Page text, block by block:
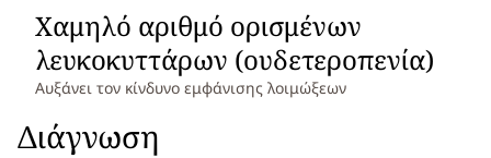
Χαμηλό αριθμό ορισμένων
λευκοκυττάρων (ουδετεροπενία)
Αυξάνει τον κίνδυνο εμφάνισης λοιμώξεων
Διάγνωση